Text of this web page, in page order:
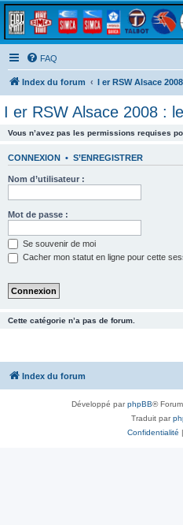
FAQ
Index du forum I er RSW Alsace
I er RSW Alsace 2008 :
Vous n’avez pas les permissions requises
CONNEXION • S’ENREGISTRER
Nom d’utilisateur :
Mot de passe :
Se souvenir de moi
Cacher mon statut en ligne pour cette
Cette catégorie n’a pas de forum.
Index du forum
Développé parphpBB®
Traduit par
Confidentialité |